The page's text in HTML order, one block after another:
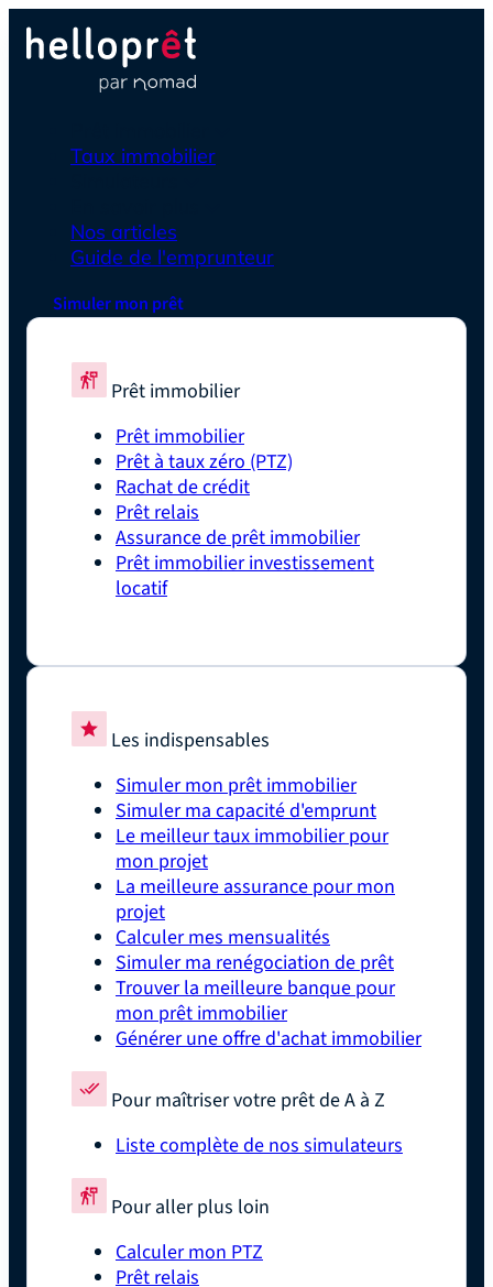
Taux immobilier
Nos articles
Guide de l'emprunteur
Simuler mon prêt
Prêt immobilier
Prêt immobilier
Prêt à taux zéro (PTZ)
Rachat de crédit
Prêt relais
Assurance de prêt immobilier
Prêt immobilier investissement
locatif
Les indispensables
Simuler mon prêt immobilier
Simuler ma capacité d'emprunt
Le meilleur taux immobilier pour
mon projet
La meilleure assurance pour mon
projet
Calculer mes mensualités
Simuler ma renégociation de prêt
Trouver la meilleure banque pour
mon prêt immobilier
Générer une offre d'achat immobilier
Pour maîtriser votre prêt de A à Z
Liste complète de nos simulateurs
Pour aller plus loin
Calculer mon PTZ
Prêt relais